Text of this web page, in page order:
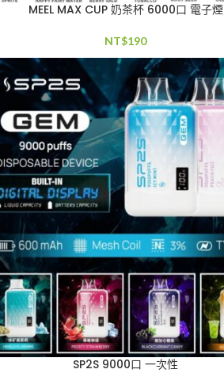
MEEL MAX CUP 奶茶杯 6000口 電子煙
NT$190
SP2S 9000口 一次性